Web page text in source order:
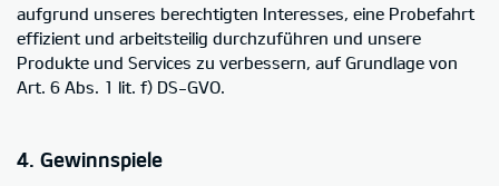
aufgrund unseres berechtigten Interesses, eine Probefahrt
effizient und arbeitsteilig durchzuführen und unsere
Produkte und Services zu verbessern, auf Grundlage von
Art. 6 Abs. 1 lit. f) DS-GVO.
4. Gewinnspiele